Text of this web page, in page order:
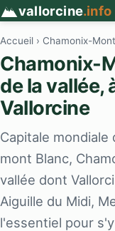
vallorcine.info
Accueil › Chamonix-
Chamonix-
de la vallée,
Vallorcine
Capitale mondiale
mont Blanc,
vallée dont
Aiguille du Midi,
l'essentiel pour